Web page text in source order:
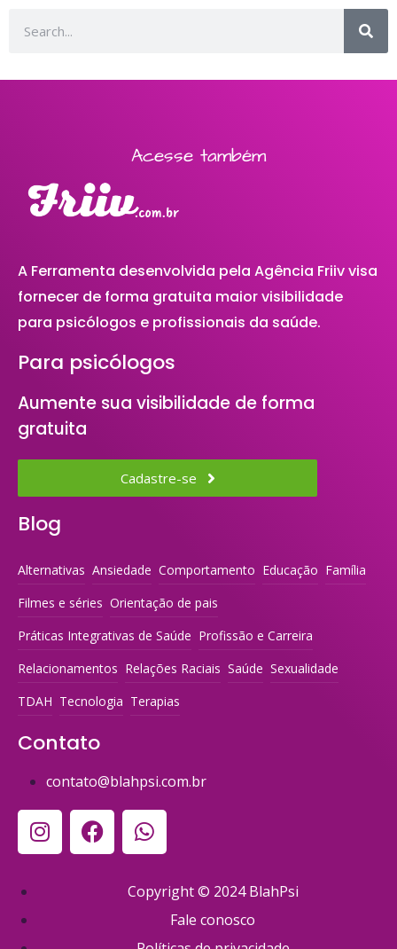
Acesse também
A Ferramenta desenvolvida pela Agência Friiv visa
fornecer de forma gratuita maior visibilidade
para psicólogos e profissionais da saúde.
Para psicólogos
Aumente sua visibilidade de forma
gratuita
Cadastre-se
Blog
Alternativas Ansiedade Comportamento Educação Família
Filmes e séries Orientação de pais
Práticas Integrativas de Saúde Profissão e Carreira
Relacionamentos Relações Raciais Saúde Sexualidade
TDAH Tecnologia Terapias
Contato
contato@blahpsi.com.br
Copyright © 2024 BlahPsi
Fale conosco